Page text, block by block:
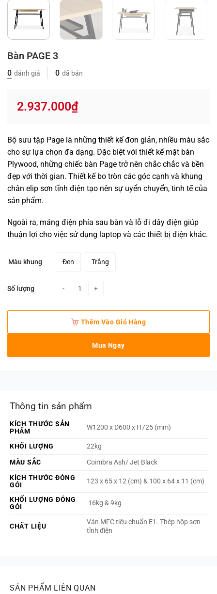
Bàn PAGE 3
0 đánh giá 0 đã bán
2.937.000₫
Bộ sưu tập Page là những thiết kế đơn giản, nhiều màu sắc
cho sự lựa chọn đa dạng. Đặc biệt với thiết kế mặt bàn
Plywood, những chiếc bàn Page trở nên chắc chắc và bền
đẹp với thời gian. Thiết kế bo tròn các góc cạnh và khung
chân elip sơn tĩnh điện tạo nên sự uyển chuyển, tinh tế của
sản phẩm.
Ngoài ra, máng điện phía sau bàn và lỗ đi dây điện giúp
thuận lợi cho việc sử dụng laptop và các thiết bị điện khác.
Màu khung Đen Trắng
Số lượng
Bàn PAGE 3 quantity
Thêm Vào Giỏ Hàng
Mua Ngay
Thông tin sản phẩm
KÍCH THƯỚC SẢN
PHẨM
W1200 x D600 x H725 (mm)
KHỐI LƯỢNG
22kg
MÀU SẮC
Coimbra Ash/ Jet Black
KÍCH THƯỚC ĐÓNG
GÓI
123 x 65 x 12 (cm) & 100 x 64 x 11 (cm)
KHỐI LƯỢNG ĐÓNG
GÓI
16kg & 9kg
CHẤT LIỆU
Ván MFC tiêu chuẩn E1. Thép hộp sơn
tĩnh điện
SẢN PHẨM LIÊN QUAN